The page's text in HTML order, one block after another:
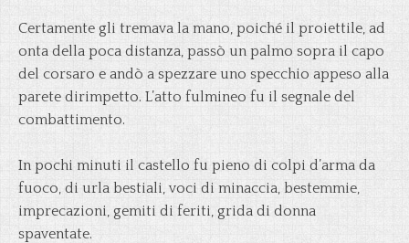
Certamente gli tremava la mano, poiché il proiettile, ad
onta della poca distanza, passò un palmo sopra il capo
del corsaro e andò a spezzare uno specchio appeso alla
parete dirimpetto. L’atto fulmineo fu il segnale del
combattimento.
In pochi minuti il castello fu pieno di colpi d’arma da
fuoco, di urla bestiali, voci di minaccia, bestemmie,
imprecazioni, gemiti di feriti, grida di donna
spaventate.